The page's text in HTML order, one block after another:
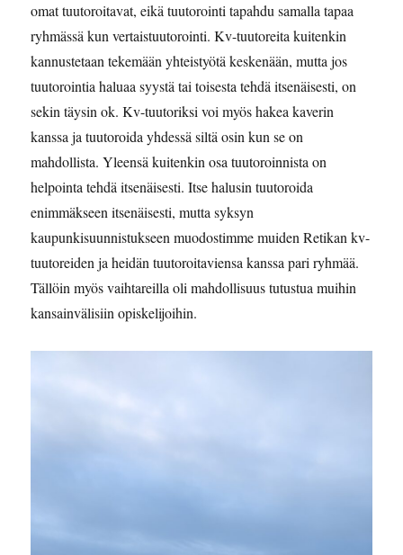
omat tuutoroitavat, eikä tuutorointi tapahdu samalla tapaa
ryhmässä kun vertaistuutorointi. Kv-tuutoreita kuitenkin
kannustetaan tekemään yhteistyötä keskenään, mutta jos
tuutorointia haluaa syystä tai toisesta tehdä itsenäisesti, on
sekin täysin ok. Kv-tuutoriksi voi myös hakea kaverin
kanssa ja tuutoroida yhdessä siltä osin kun se on
mahdollista. Yleensä kuitenkin osa tuutoroinnista on
helpointa tehdä itsenäisesti. Itse halusin tuutoroida
enimmäkseen itsenäisesti, mutta syksyn
kaupunkisuunnistukseen muodostimme muiden Retikan kv-
tuutoreiden ja heidän tuutoroitaviensa kanssa pari ryhmää.
Tällöin myös vaihtareilla oli mahdollisuus tutustua muihin
kansainvälisiin opiskelijoihin.